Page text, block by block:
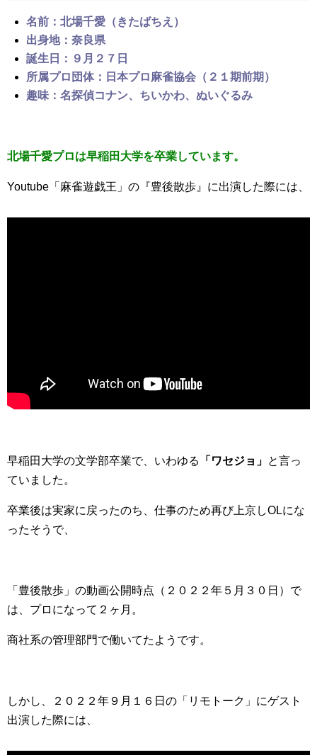
名前：北場千愛（きたばちえ）
出身地：奈良県
誕生日：９月２７日
所属プロ団体：日本プロ麻雀協会（２１期前期）
趣味：名探偵コナン、ちいかわ、ぬいぐるみ
北場千愛プロは早稲田大学を卒業しています。
Youtube「麻雀遊戯王」の『豊後散歩』に出演した際には、
早稲田大学の文学部卒業で、いわゆる 「ワセジョ」 と言っ
ていました。
卒業後は実家に戻ったのち、仕事のため再び上京しOLにな
ったそうで、
「豊後散歩」の動画公開時点（２０２２年５月３０日）で
は、プロになって２ヶ月。
商社系の管理部門で働いてたようです。
しかし、２０２２年９月１６日の「リモトーク」にゲスト
出演した際には、